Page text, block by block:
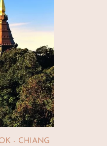
- CHIANG